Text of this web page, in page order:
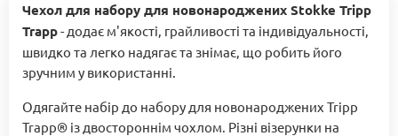
Чехол для набору для новонароджених Stokke Tripp
Trapp- додає м'якості, грайливості та індивідуальності,
швидко та легко надягає та знімає, що робить його
зручним у використанні.
Одягайте набір до набору для новонароджених Tripp
Trapp® із двостороннім чохлом. Різні візерунки на